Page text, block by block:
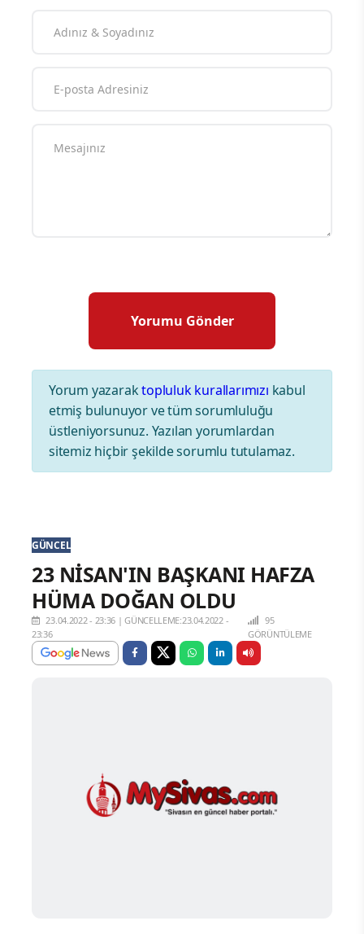
Yorum yazaraktopluluk kurallarımızı kabul
etmiş bulunuyor ve tüm sorumluluğu
üstleniyorsunuz. Yazılan yorumlardan
sitemiz hiçbir şekilde sorumlu tutulamaz.
GÜNCEL
23 NİSAN'IN BAŞKANI HAFZA
HÜMA DOĞAN OLDU
23.04.2022 - 23:36 |GÜNCELLEME:23.04.2022 -
23:36
95
GÖRÜNTÜLEME